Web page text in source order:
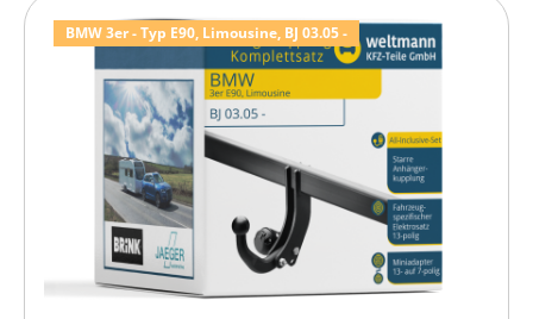
BMW 3er - Typ E90, Limousine, BJ 03.05 -